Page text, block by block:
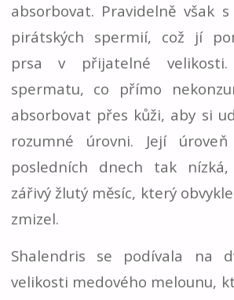
absorbovat. Pravidelně však
pirátských spermií, což jí
prsa v přijatelné
spermatu, co přímo
absorbovat přes kůži, aby si
rozumné úrovni. Její
posledních dnech tak
zářivý žlutý měsíc, který
zmizel.
Shalendris se podívala na
velikosti medového melounu,